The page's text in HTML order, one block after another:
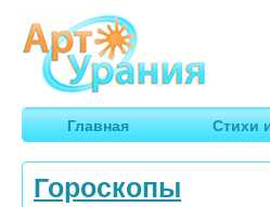
АртУрания
Умные гороскопы,
Главная Стихи
Гороскопы